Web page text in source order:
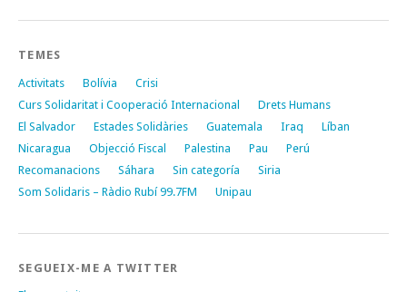
TEMES
Activitats Bolívia
Crisi
Curs Solidaritat i Cooperació Internacional
Drets Humans
El Salvador
Estades Solidàries Guatemala Iraq
Líban
Nicaragua
Objecció Fiscal Palestina Pau
Perú
Recomanacions
Sáhara Sin categoría
Siria
Som Solidaris – Ràdio Rubí 99.7FM
Unipau
SEGUEIX-ME A TWITTER